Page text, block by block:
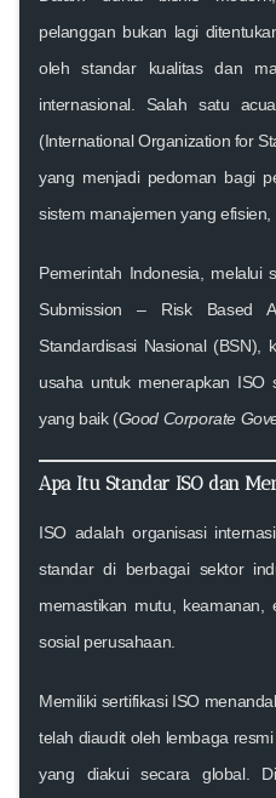
pelanggan bukan lagi
olehstandar kualitas dan
internasional. Salah satu
(International Organization for
yang menjadi pedoman bagi
sistem manajemen yang efisien,
Pemerintah Indonesia, melalui
Submission – Risk Based
Standardisasi Nasional (BSN) ,
usaha untuk menerapkan ISO
yang baik (Good Corporate
Apa Itu Standar ISO dan
ISO adalah organisasi
standar di berbagai sektor
memastikan mutu, keamanan,
sosial perusahaan.
Memiliki sertifikasi ISO
telah diaudit oleh lembaga
yang diakui secara global.